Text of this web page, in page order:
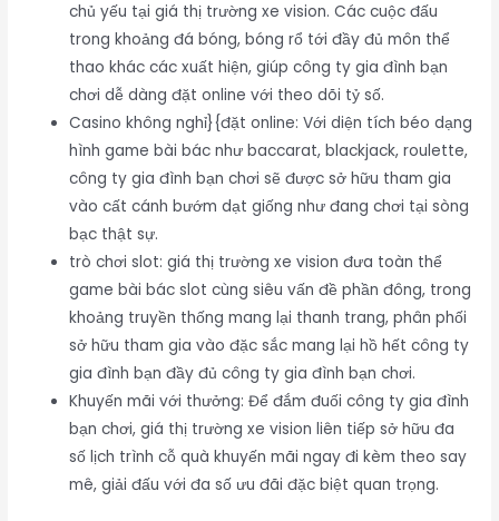
chủ yếu tại giá thị trường xe vision. Các cuộc đấu
trong khoảng đá bóng, bóng rổ tới đầy đủ môn thể
thao khác các xuất hiện, giúp công ty gia đình bạn
chơi dễ dàng đặt online với theo dõi tỷ số.
Casino không nghỉ}{đặt online: Với diện tích béo dạng
hình game bài bác như baccarat, blackjack, roulette,
công ty gia đình bạn chơi sẽ được sở hữu tham gia
vào cất cánh bướm dạt giống như đang chơi tại sòng
bạc thật sự.
trò chơi slot: giá thị trường xe vision đưa toàn thể
game bài bác slot cùng siêu vấn đề phần đông, trong
khoảng truyền thống mang lại thanh trang, phân phối
sở hữu tham gia vào đặc sắc mang lại hồ hết công ty
gia đình bạn đầy đủ công ty gia đình bạn chơi.
Khuyến mãi với thưởng: Để đắm đuối công ty gia đình
bạn chơi, giá thị trường xe vision liên tiếp sở hữu đa
số lịch trình cỗ quà khuyến mãi ngay đi kèm theo say
mê, giải đấu với đa số ưu đãi đặc biệt quan trọng.